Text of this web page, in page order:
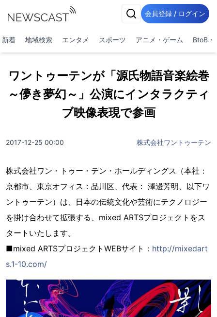
会員登録 / ログイン
新着 地域検索 エンタメ スポーツ アニメ・ゲーム BtoB・
ワントゥーテンが「源氏物語音楽絵巻
～儚き夢幻～」公演にインタラクティ
ブ映像表現で参画
2017-12-25 00:00 株式会社ワントゥーテン
株式会社ワン・トゥー・テン・ホールディングス（本社：
京都市、東京オフィス：品川区、代表： 澤邊芳明、以下ワ
ントゥーテン）は、日本の伝統文化や芸術にテクノロジー
を掛け合わせて拡張する、mixed ARTSプロジェクトをス
タートいたします。
■mixed ARTSプロジェクトWEBサイト： http://mixedart
s.1-10.com/